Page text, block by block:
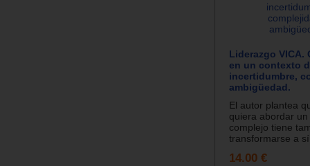
Liderazgo VICA.
en un contexto
incertidumbre,
ambigüedad.
El autor plantea
quiera abordar
complejo tiene
transformarse a
14.00 €